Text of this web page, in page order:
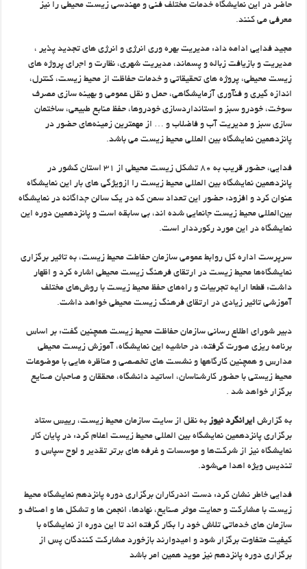
حاضر در این نمایشگاه خدمات مختلف فنی و مهندسی زیست محیطی را نیز
معرفی می کنند.
مجید فدایی ادامه داد: مدیریت بهره وری انرژی و انرژی های تجدید پذیر ،
مدیریت و بازیافت زباله و پسماند، مدیریت شهری، نظارت و اجرای پروژه های
زیست محیطی، پروژه های تحقیقاتی و خدمات حفاظت از محیط زیست، کنترل،
اندازه گیری و فنآوری آزمایشگاهی، حمل و نقل عمومی و بهینه سازی مصرف
سوخت، خودرو سبز و استانداردسازی خودروها، حفظ منابع طبیعی، ساختمان
سازی سبز و مدیریت آب و فاضلاب و … از مهمترین زمینه‌های حضور در
پانزدهمین نمایشگاه بین المللی محیط زیست می باشد.
فدایی، حضور قریب به ۸۰ تشکل زیست محیطی از ۳۱ استان کشور در
پانزدهمین نمایشگاه بین المللی محیط زیست را ازویژگی های بار این نمایشگاه
عنوان کرد و افزود: حضور این تعداد سمن که در یک سالن جداگانه در نمایشگاه
بین‌المللی محیط زیست جانمایی شده اند، بی سابقه است و پانزدهمین دوره این
نمایشگاه در این مورد رکورددار است.
سرپرست اداره کل روابط عمومی سازمان حفاطت محیط زیست، به تاثیر برگزاری
نمایشگاه‌ها محیط زیست در ارتقای فرهنگ زیست محیطی اشاره کرد و اظهار
داشت: قطعا ارایه تجربیات و راه‌های حفظ محیط زیست با روش‌های مختلف
آموزشی تاثیر زیادی در ارتقای فرهنگ زیست محیطی خواهد داشت.
دبیر شورای اطلاع رسانی سازمان حفاظت محیط زیست همچنین گفت: بر اساس
برنامه ریزی صورت گرفته، در حاشیه این نمایشگاه، آموزش زیست محیطی
مدارس و همچنین کارگاهها و نشست های تخصصی و مناظره هایی با موضوعات
محیط زیستی با حضور کارشناسان، اساتید دانشگاه، محققان و صاحبان صنایع
برگزار خواهد شد .
به گزارشایرانگرد نیوز به نقل از سایت سازمان محیط زیست، رییس ستاد
برگزاری پانزدهمین نمایشگاه بین المللی محیط زیست اعلام کرد: در پایان کار
نمایشگاه نیز از شرکت‌ها و موسسات و غرفه های برتر تقدیر و لوح سپاس و
تندیس ویژه اهدا می‌شود.
فدایی خاطر نشان کرد: دست اندرکاران برگزاری دوره پانزدهم نمایشگاه محیط
زیست با مشارکت و حمایت موثر صنایع، نهادها، انجمن ها و تشکل ها و اصناف و
سازمان های خدماتی تلاش خود را بکار گرفته اند تا این دوره از نمایشگاه با
کیفیت متفاوت برگزار شود و امیدوارند بازخورد مشارکت کنندگان پس از
برگزاری دوره پانزدهم نیز موید همین امر باشد